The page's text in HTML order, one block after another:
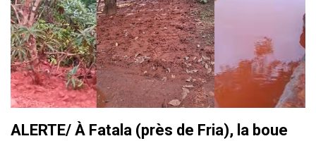
ALERTE/ À Fatala (près de Fria), la boue